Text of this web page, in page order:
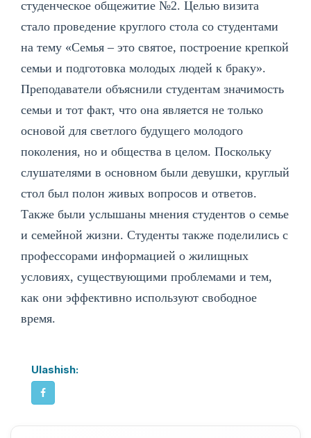
студенческое общежитие №2. Целью визита
стало проведение круглого стола со студентами
на тему «Семья – это святое, построение крепкой
семьи и подготовка молодых людей к браку».
Преподаватели объяснили студентам значимость
семьи и тот факт, что она является не только
основой для светлого будущего молодого
поколения, но и общества в целом. Поскольку
слушателями в основном были девушки, круглый
стол был полон живых вопросов и ответов.
Также были услышаны мнения студентов о семье
и семейной жизни. Студенты также поделились с
профессорами информацией о жилищных
условиях, существующими проблемами и тем,
как они эффективно используют свободное
время.
Ulashish: